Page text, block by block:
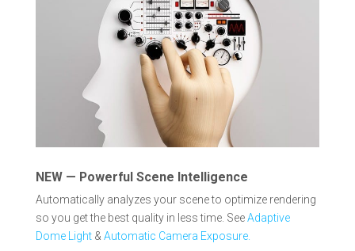
NEW — Powerful Scene Intelligence
Automatically analyzes your scene to optimize rendering
so you get the best quality in less time. SeeAdaptive
Dome Light& Automatic Camera Exposure.